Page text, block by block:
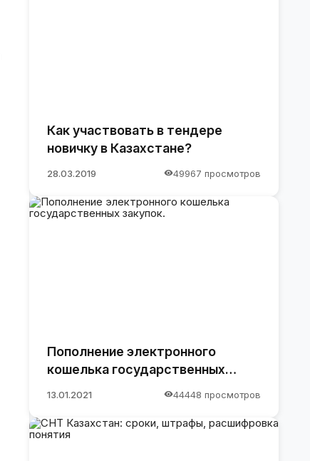
Как участвовать в тендере
новичку в Казахстане?
28.03.2019 49967 просмотров
Пополнение электронного
кошелька государственных
13.01.2021 44448 просмотров